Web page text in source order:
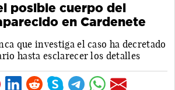
posible cuerpo del
en Cardenete
que investiga el caso ha decretado
hasta esclarecer los detalles